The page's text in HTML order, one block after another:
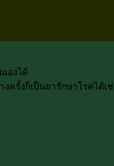
องได้
รั้งก็เป็นยารักษาโรคได้